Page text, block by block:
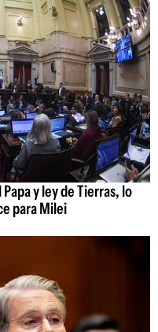
y ley de Tierras, lo
para Milei